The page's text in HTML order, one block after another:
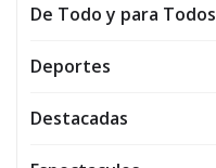
De Todo y para Todos
Deportes
Destacadas